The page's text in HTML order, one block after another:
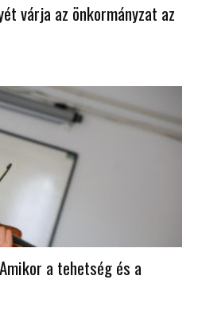
várja az önkormányzat az
a tehetség és a